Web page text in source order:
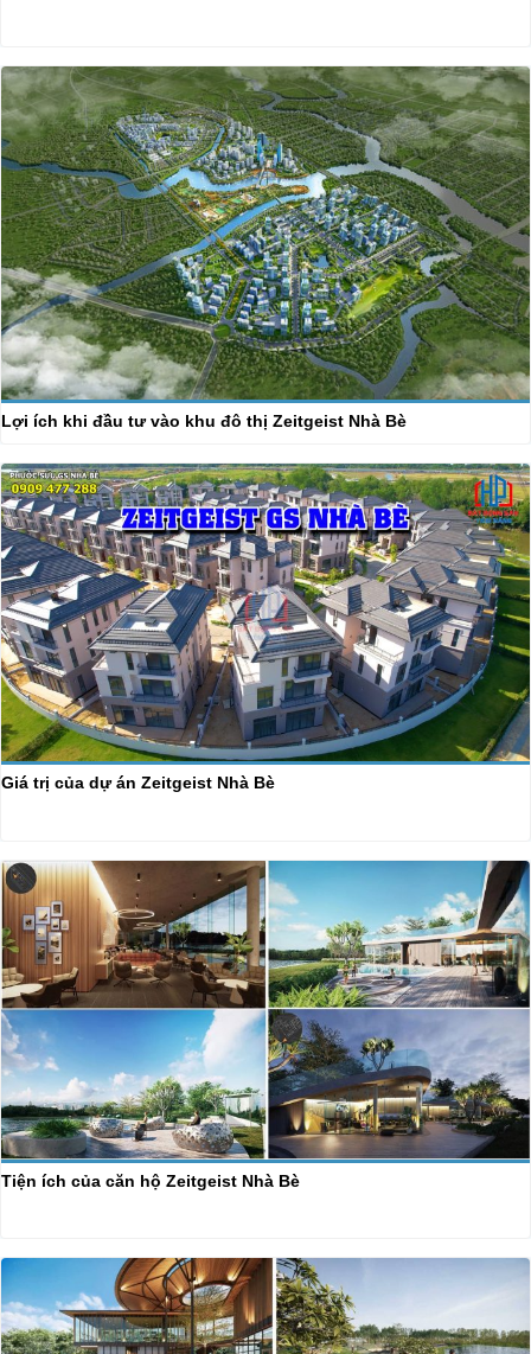
Lợi ích khi đầu tư vào khu đô thị Zeitgeist Nhà Bè
Giá trị của dự án Zeitgeist Nhà Bè
Tiện ích của căn hộ Zeitgeist Nhà Bè